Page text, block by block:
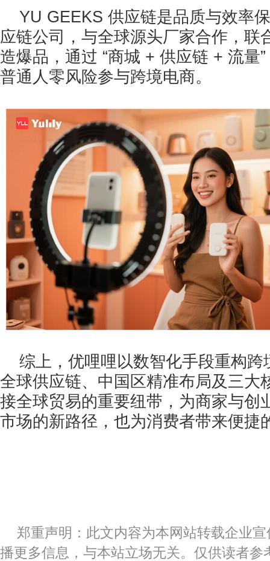
YU GEEKS 供应链是品质与效率
应链公司，与全球源头厂家合作，联
造爆品，通过 “商城 + 供应链 + 流量
普通人零风险参与跨境电商。
综上，优哩哩以数智化手段重构跨
全球供应链、中国区精准布局及三大
接全球贸易的重要纽带，为商家与创
市场的新路径，也为消费者带来便捷
郑重声明：此文内容为本网站转载企业
播更多信息，与本站立场无关。仅供读者参